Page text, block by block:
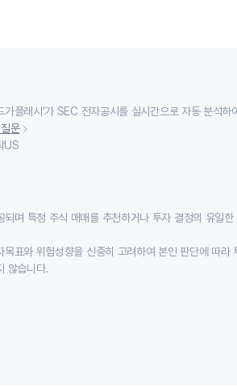
플래시’가 SEC 전자공시를 실시간으로 자동 분석하
문
US
며 특정 주식 매매를 추천하거나 투자 결정의 유일
표와 위험성향을 신중히 고려하여 본인 판단에 따라
않습니다.